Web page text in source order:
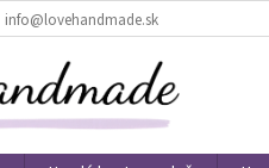
info@lovehandmade.sk